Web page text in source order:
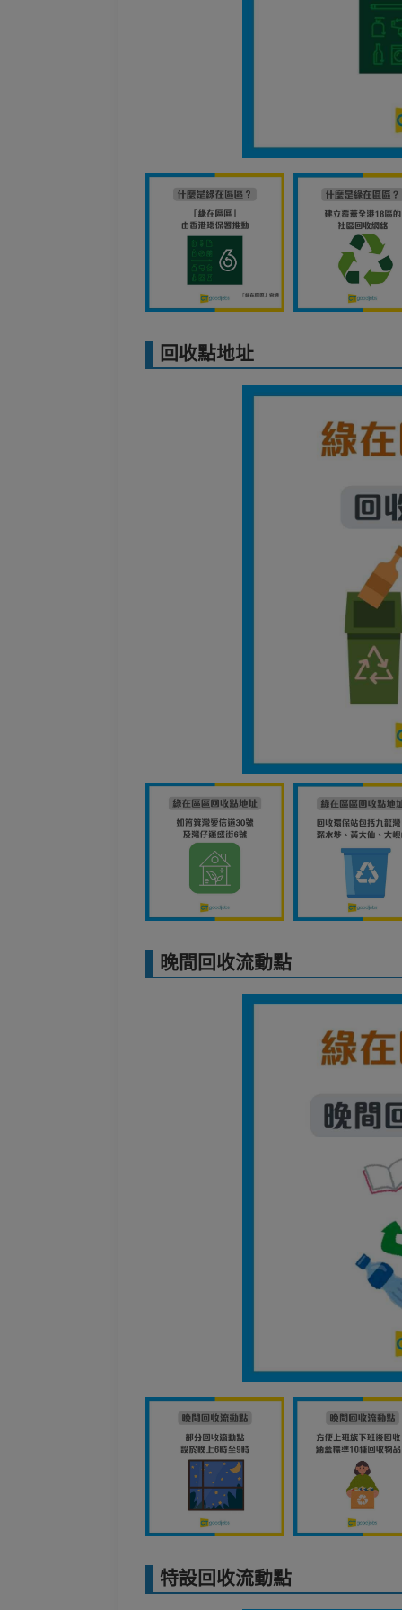
回收點地址
晚間回收流動點
特設回收流動點